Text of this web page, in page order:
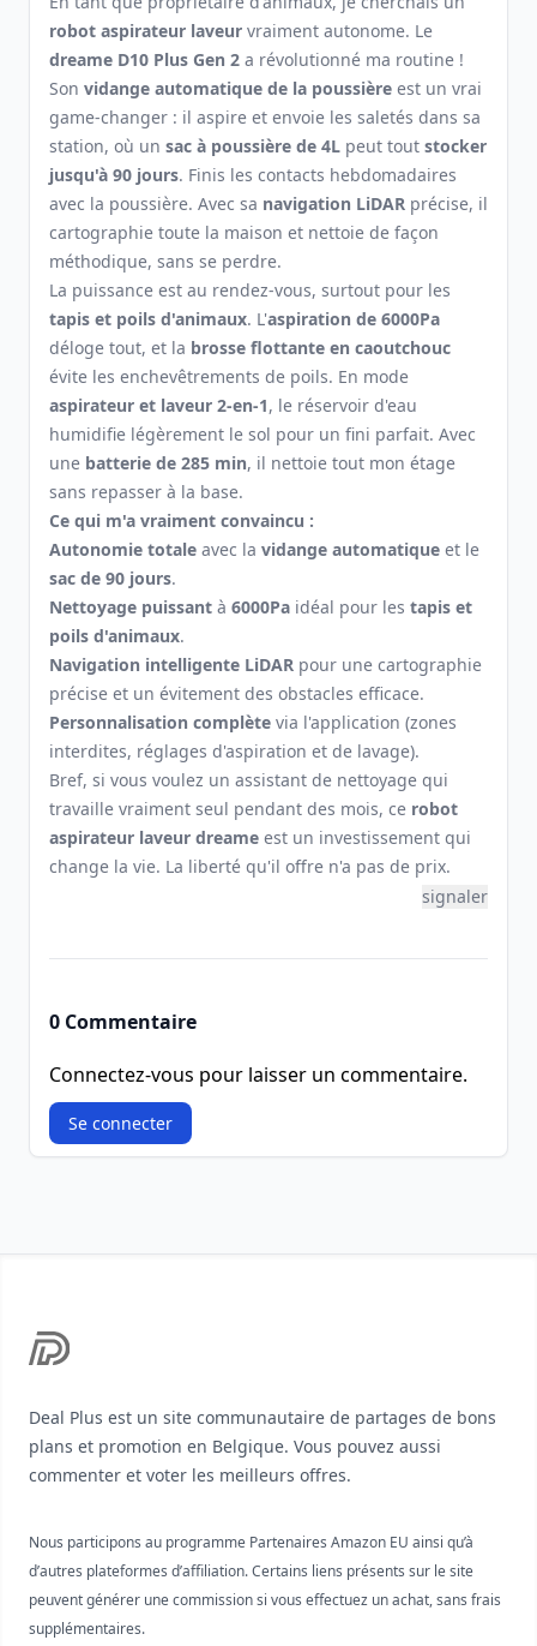
robot aspirateur laveur vraiment autonome. Le
dreame D10 Plus Gen 2 a révolutionné ma routine !
Son vidange automatique de la poussière est un vrai
game-changer : il aspire et envoie les saletés dans sa
station, où un sac à poussière de 4L peut tout stocker
jusqu'à 90 jours. Finis les contacts hebdomadaires
avec la poussière. Avec sa navigation LiDAR précise, il
cartographie toute la maison et nettoie de façon
méthodique, sans se perdre.
La puissance est au rendez-vous, surtout pour les
tapis et poils d'animaux. L'aspiration de 6000Pa
déloge tout, et la brosse flottante en caoutchouc
évite les enchevêtrements de poils. En mode
aspirateur et laveur 2-en-1, le réservoir d'eau
humidifie légèrement le sol pour un fini parfait. Avec
une batterie de 285 min, il nettoie tout mon étage
sans repasser à la base.
Ce qui m'a vraiment convaincu :
Autonomie totale avec la vidange automatique et le
sac de 90 jours.
Nettoyage puissant à 6000Pa idéal pour les tapis et
poils d'animaux.
Navigation intelligente LiDAR pour une cartographie
précise et un évitement des obstacles efficace.
Personnalisation complète via l'application (zones
interdites, réglages d'aspiration et de lavage).
Bref, si vous voulez un assistant de nettoyage qui
travaille vraiment seul pendant des mois, ce robot
aspirateur laveur dreame est un investissement qui
change la vie. La liberté qu'il offre n'a pas de prix.
signaler
0 Commentaire
Connectez-vous pour laisser un commentaire.
Se connecter
Deal Plus est un site communautaire de partages de bons
plans et promotion en Belgique. Vous pouvez aussi
commenter et voter les meilleurs offres.
Nous participons au programme Partenaires Amazon EU ainsi qu’à
d’autres plateformes d’affiliation. Certains liens présents sur le site
peuvent générer une commission si vous effectuez un achat, sans frais
supplémentaires.